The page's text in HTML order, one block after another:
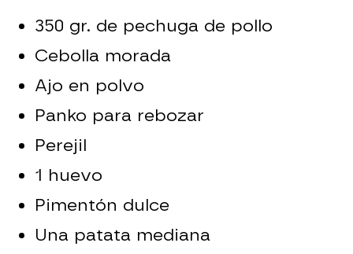
350 gr. de pechuga de pollo
Cebolla morada
Ajo en polvo
Panko para rebozar
Perejil
1 huevo
Pimentón dulce
Una patata mediana